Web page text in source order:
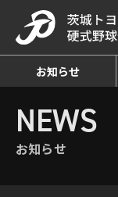
お知らせ
NEWS
お知らせ